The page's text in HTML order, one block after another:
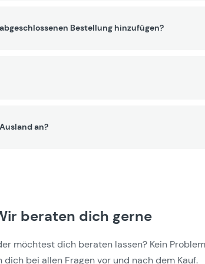
Bestellung hinzufügen?
an?
beraten dich gerne
möchtest dich beraten lassen? Kein
dich bei allen Fragen vor und nach dem Kauf.